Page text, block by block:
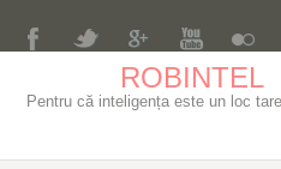
ROBINTEL
Pentru că inteligența este un loc